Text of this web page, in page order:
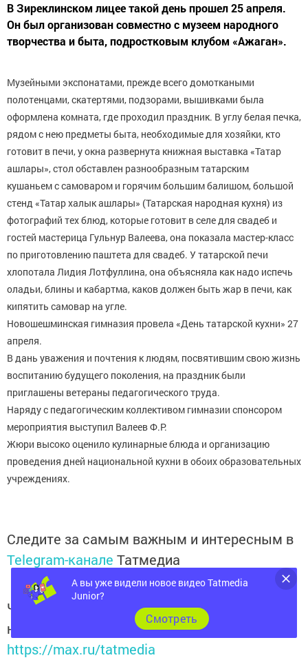
В Зиреклинском лицее такой день прошел 25 апреля.
Он был организован совместно с музеем народного
творчества и быта, подростковым клубом «Ажаган».
Музейными экспонатами, прежде всего домоткаными
полотенцами, скатертями, подзорами, вышивками была
оформлена комната, где проходил праздник. В углу белая печка,
рядом с нею предметы быта, необходимые для хозяйки, кто
готовит в печи, у окна развернута книжная выставка «Татар
ашлары», стол обставлен разнообразным татарским
кушаньем с самоваром и горячим большим балишом, большой
стенд «Татар халык ашлары» (Татарская народная кухня) из
фотографий тех блюд, которые готовит в селе для свадеб и
гостей мастерица Гульнур Валеева, она показала мастер-класс
по приготовлению паштета для свадеб. У татарской печи
хлопотала Лидия Лотфуллина, она объясняла как надо испечь
оладьи, блины и кабартма, каков должен быть жар в печи, как
кипятить самовар на угле.
Новошешминская гимназия провела «День татарской кухни» 27
апреля.
В дань уважения и почтения к людям, посвятившим свою жизнь
воспитанию будущего поколения, на праздник были
приглашены ветераны педагогического труда.
Наряду с педагогическим коллективом гимназии спонсором
мероприятия выступил Валеев Ф.Р.
Жюри высоко оценило кулинарные блюда и организацию
проведения дней национальной кухни в обоих образовательных
учреждениях.
Следите за самым важным и интересным в
Telegram-канале Татмедиа
Читайте новости Татарстана в
национальном мессенджере MАХ:
https://max.ru/tatmedia
А вы уже видели новое видео Tatmedia
Junior?
Cмотреть